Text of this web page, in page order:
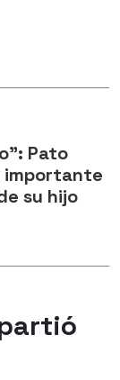
Pato
importante
su hijo